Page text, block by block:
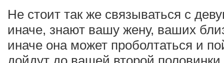
Не стоит так же связываться с
иначе, знают вашу жену, ваших
иначе она может проболтаться и